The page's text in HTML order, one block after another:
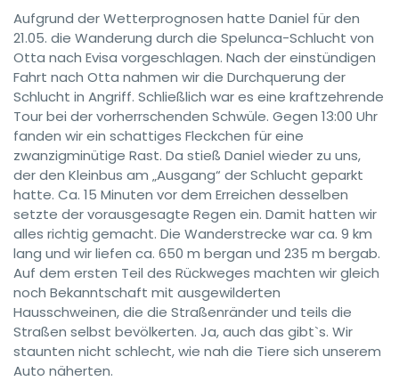
Aufgrund der Wetterprognosen hatte Daniel für den
21.05. die Wanderung durch die Spelunca-Schlucht von
Otta nach Evisa vorgeschlagen. Nach der einstündigen
Fahrt nach Otta nahmen wir die Durchquerung der
Schlucht in Angriff. Schließlich war es eine kraftzehrende
Tour bei der vorherrschenden Schwüle. Gegen 13:00 Uhr
fanden wir ein schattiges Fleckchen für eine
zwanzigminütige Rast. Da stieß Daniel wieder zu uns,
der den Kleinbus am „Ausgang“ der Schlucht geparkt
hatte. Ca. 15 Minuten vor dem Erreichen desselben
setzte der vorausgesagte Regen ein. Damit hatten wir
alles richtig gemacht. Die Wanderstrecke war ca. 9 km
lang und wir liefen ca. 650 m bergan und 235 m bergab.
Auf dem ersten Teil des Rückweges machten wir gleich
noch Bekanntschaft mit ausgewilderten
Hausschweinen, die die Straßenränder und teils die
Straßen selbst bevölkerten. Ja, auch das gibt`s. Wir
staunten nicht schlecht, wie nah die Tiere sich unserem
Auto näherten.